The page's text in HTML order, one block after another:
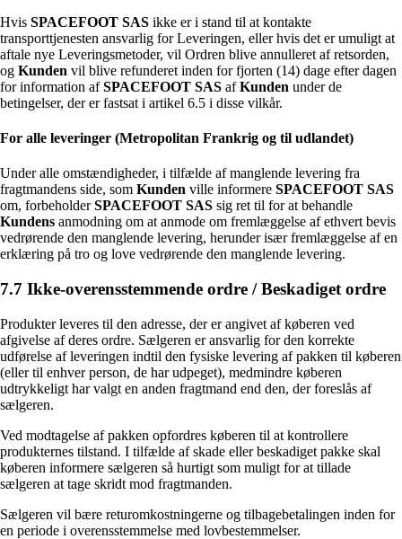
Hvis SPACEFOOT SAS ikke er i stand til at kontakte
transporttjenesten ansvarlig for Leveringen, eller hvis det er umuligt at
aftale nye Leveringsmetoder, vil Ordren blive annulleret af retsorden,
og Kunden vil blive refunderet inden for fjorten (14) dage efter dagen
for information afSPACEFOOT SAS afKunden under de
betingelser, der er fastsat i artikel 6.5 i disse vilkår.
For alle leveringer (Metropolitan Frankrig og til udlandet)
Under alle omstændigheder, i tilfælde af manglende levering fra
fragtmandens side, som Kunden ville informere SPACEFOOT SAS
om, forbeholderSPACEFOOT SAS sig ret til for at behandle
Kundens anmodning om at anmode om fremlæggelse af ethvert bevis
vedrørende den manglende levering, herunder især fremlæggelse af en
erklæring på tro og love vedrørende den manglende levering.
7.7 Ikke-overensstemmende ordre / Beskadiget ordre
Produkter leveres til den adresse, der er angivet af køberen ved
afgivelse af deres ordre. Sælgeren er ansvarlig for den korrekte
udførelse af leveringen indtil den fysiske levering af pakken til køberen
(eller til enhver person, de har udpeget), medmindre køberen
udtrykkeligt har valgt en anden fragtmand end den, der foreslås af
sælgeren.
Ved modtagelse af pakken opfordres køberen til at kontrollere
produkternes tilstand. I tilfælde af skade eller beskadiget pakke skal
køberen informere sælgeren så hurtigt som muligt for at tillade
sælgeren at tage skridt mod fragtmanden.
Sælgeren vil bære returomkostningerne og tilbagebetalingen inden for
en periode i overensstemmelse med lovbestemmelser.